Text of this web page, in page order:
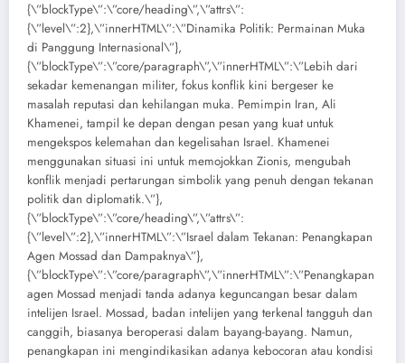
{\”blockType\”:\”core/heading\”,\”attrs\”:
{\”level\”:2},\”innerHTML\”:\”Dinamika Politik: Permainan Muka
di Panggung Internasional\”},
{\”blockType\”:\”core/paragraph\”,\”innerHTML\”:\”Lebih dari
sekadar kemenangan militer, fokus konflik kini bergeser ke
masalah reputasi dan kehilangan muka. Pemimpin Iran, Ali
Khamenei, tampil ke depan dengan pesan yang kuat untuk
mengekspos kelemahan dan kegelisahan Israel. Khamenei
menggunakan situasi ini untuk memojokkan Zionis, mengubah
konflik menjadi pertarungan simbolik yang penuh dengan tekanan
politik dan diplomatik.\”},
{\”blockType\”:\”core/heading\”,\”attrs\”:
{\”level\”:2},\”innerHTML\”:\”Israel dalam Tekanan: Penangkapan
Agen Mossad dan Dampaknya\”},
{\”blockType\”:\”core/paragraph\”,\”innerHTML\”:\”Penangkapan
agen Mossad menjadi tanda adanya keguncangan besar dalam
intelijen Israel. Mossad, badan intelijen yang terkenal tangguh dan
canggih, biasanya beroperasi dalam bayang-bayang. Namun,
penangkapan ini mengindikasikan adanya kebocoran atau kondisi